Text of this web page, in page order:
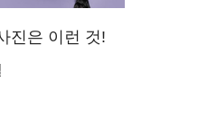
진은 이런 것!